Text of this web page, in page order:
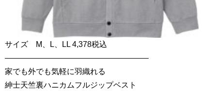
サイズ M、L、LL 4,378税込
——————————————————–
家でも外でも気軽に羽織れる
紳士天竺裏ハニカムフルジップベスト